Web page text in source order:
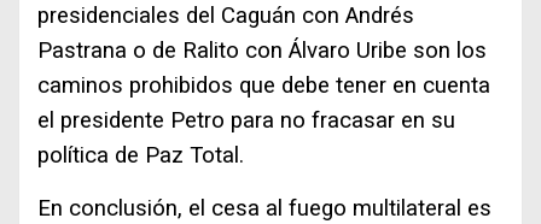
presidenciales del Caguán con Andrés
Pastrana o de Ralito con Álvaro Uribe son los
caminos prohibidos que debe tener en cuenta
el presidente Petro para no fracasar en su
política de Paz Total.
En conclusión, el cesa al fuego multilateral es